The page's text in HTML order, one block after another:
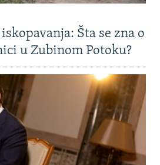
Šta se zna o
u Zubinom Potoku?